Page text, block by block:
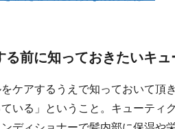
る前に知っておきたいキ
ケアするうえで知っておいて頂
いる」ということ。キューティ